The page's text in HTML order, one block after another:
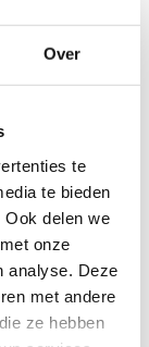
Over
te
te bieden
delen we
onze
analyse. Deze
met andere
ze hebben
het
inzetten of
kluizen
en meer
ruimte je
andere
toekomstige